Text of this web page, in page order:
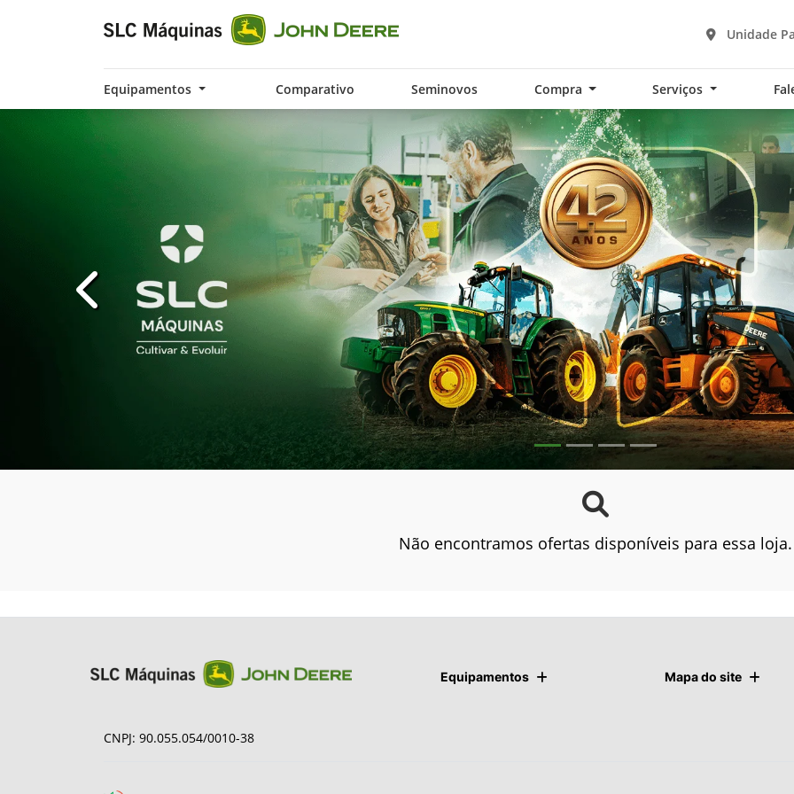
Unidade
Equipamentos Comparativo Seminovos Compra Serviços
templates.template-01.components.carousel.texts.control_prev
Não encontramos ofertas disponíveis para essa loja.
Equipamentos Mapa do site
CNPJ: 90.055.054/0010-38